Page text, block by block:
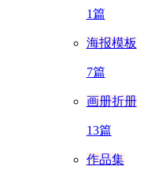
1篇
海报模板
7篇
画册折册
13篇
作品集